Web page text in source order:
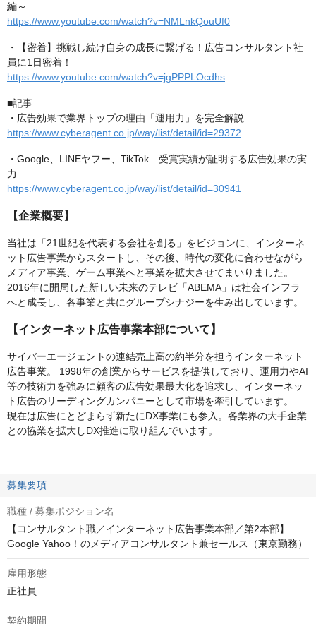
編～
https://www.youtube.com/watch?v=NMLnkQouUf0
・【密着】挑戦し続け自身の成長に繋げる！広告コンサルタント社
員に1日密着！
https://www.youtube.com/watch?v=jgPPPLOcdhs
■記事
・広告効果で業界トップの理由「運用力」を完全解説
https://www.cyberagent.co.jp/way/list/detail/id=29372
・Google、LINEヤフー、TikTok…受賞実績が証明する広告効果の実
力
https://www.cyberagent.co.jp/way/list/detail/id=30941
【企業概要】
当社は「21世紀を代表する会社を創る」をビジョンに、インターネ
ット広告事業からスタートし、その後、時代の変化に合わせながら
メディア事業、ゲーム事業へと事業を拡大させてまいりました。
2016年に開局した新しい未来のテレビ「ABEMA」は社会インフラ
へと成長し、各事業と共にグループシナジーを生み出しています。
【インターネット広告事業本部について】
サイバーエージェントの連結売上高の約半分を担うインターネット
広告事業。 1998年の創業からサービスを提供しており、運用力やAI
等の技術力を強みに顧客の広告効果最大化を追求し、インターネッ
ト広告のリーディングカンパニーとして市場を牽引しています。
現在は広告にとどまらず新たにDX事業にも参入。各業界の大手企業
との協業を拡大しDX推進に取り組んでいます。
募集要項
職種 / 募集ポジション名
【コンサルタント職／インターネット広告事業本部／第2本部】
Google Yahoo！のメディアコンサルタント兼セールス（東京勤務）
雇用形態
正社員
契約期間